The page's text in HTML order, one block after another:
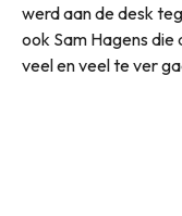
werd aan de desk
ook Sam Hagens
veel en veel te ver